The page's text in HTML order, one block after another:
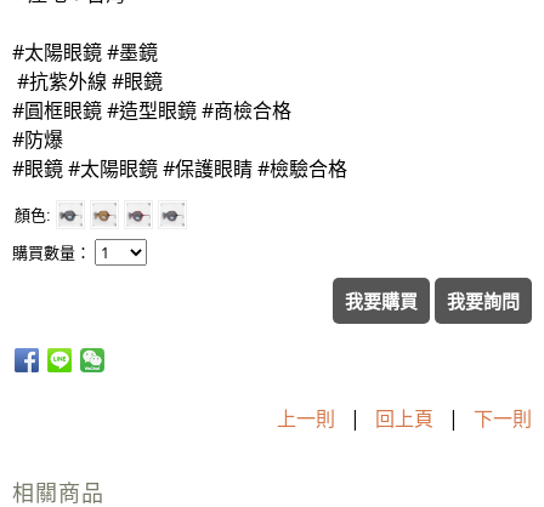
#太陽眼鏡 #墨鏡
#抗紫外線 #眼鏡
#圓框眼鏡 #造型眼鏡 #商檢合格
#防爆
#眼鏡 #太陽眼鏡 #保護眼睛 #檢驗合格
顏色
購買數量：
我要購買 我要詢問
上一則 | 回上頁 | 下一則
相關商品